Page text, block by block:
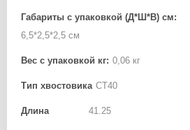
Габариты с упаковкой (Д*Ш*В) см:
6,5*2,5*2,5 см
Вес с упаковкой кг: 0,06 кг
Тип хвостовика CT40
Длина 41.25